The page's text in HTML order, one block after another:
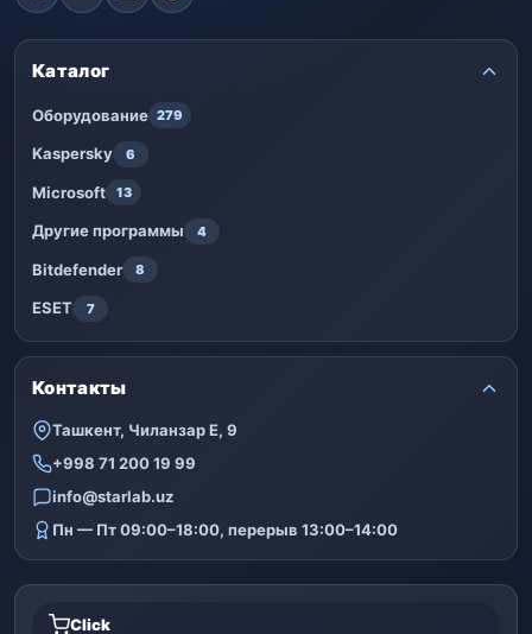
Каталог
Оборудование 279
Kaspersky 6
Microsoft 13
Другие программы 4
Bitdefender 8
ESET 7
Контакты
Ташкент, Чиланзар Е, 9
+998 71 200 19 99
info@starlab.uz
Пн — Пт 09:00–18:00, перерыв 13:00–14:00
Click